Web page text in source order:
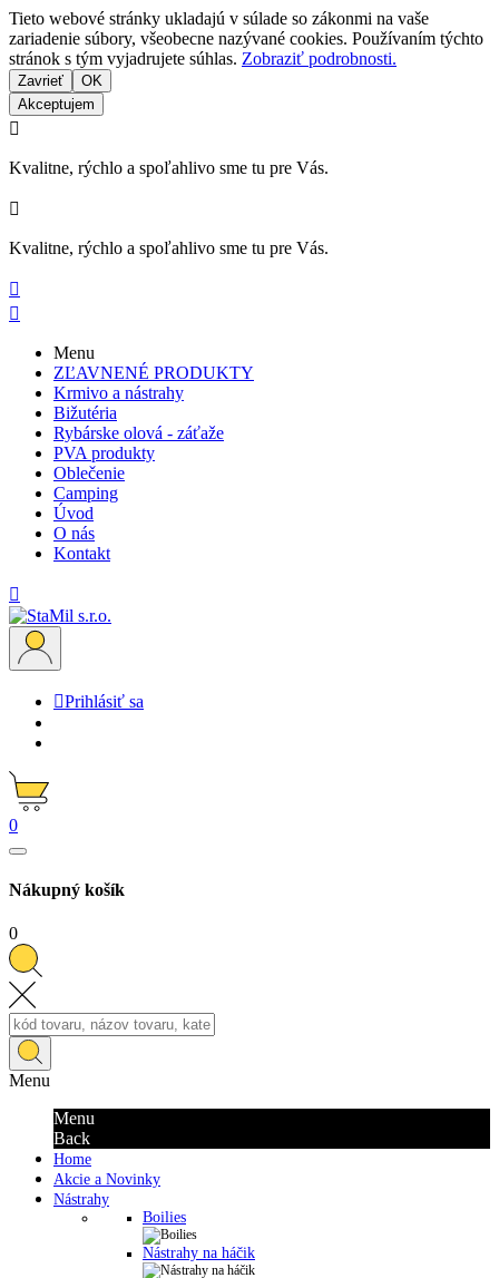
Tieto webové stránky ukladajú v súlade so zákonmi na vaše
zariadenie súbory, všeobecne nazývané cookies. Používaním týchto
stránok s tým vyjadrujete súhlas. Zobraziť podrobnosti.
Zavrieť
OK
Akceptujem

Kvalitne, rýchlo a spoľahlivo sme tu pre Vás.

Kvalitne, rýchlo a spoľahlivo sme tu pre Vás.


Menu
ZĽAVNENÉ PRODUKTY
Krmivo a nástrahy
Bižutéria
Rybárske olová - záťaže
PVA produkty
Oblečenie
Camping
Úvod
O nás
Kontakt

Prihlásiť sa
0
Nákupný košík
0
Menu
Menu
Back
Home
Akcie a Novinky
Nástrahy
Boilies
Nástrahy na háčik